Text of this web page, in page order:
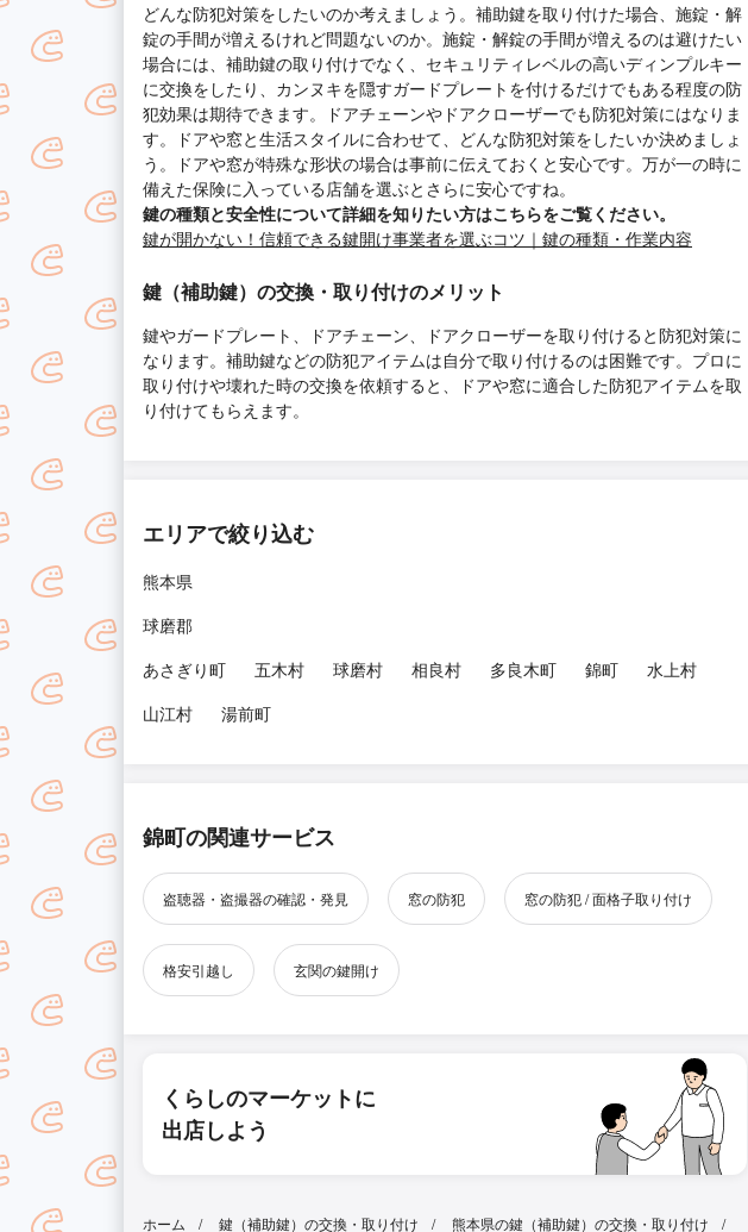
どんな防犯対策をしたいのか考えましょう。補助鍵を取り付けた場合、施錠・解
錠の手間が増えるけれど問題ないのか。施錠・解錠の手間が増えるのは避けたい
場合には、補助鍵の取り付けでなく、セキュリティレベルの高いディンプルキー
に交換をしたり、カンヌキを隠すガードプレートを付けるだけでもある程度の防
犯効果は期待できます。ドアチェーンやドアクローザーでも防犯対策にはなりま
す。ドアや窓と生活スタイルに合わせて、どんな防犯対策をしたいか決めましょ
う。ドアや窓が特殊な形状の場合は事前に伝えておくと安心です。万が一の時に
備えた保険に入っている店舗を選ぶとさらに安心ですね。
鍵の種類と安全性について詳細を知りたい方はこちらをご覧ください。
鍵が開かない！信頼できる鍵開け事業者を選ぶコツ｜鍵の種類・作業内容
鍵（補助鍵）の交換・取り付けのメリット
鍵やガードプレート、ドアチェーン、ドアクローザーを取り付けると防犯対策に
なります。補助鍵などの防犯アイテムは自分で取り付けるのは困難です。プロに
取り付けや壊れた時の交換を依頼すると、ドアや窓に適合した防犯アイテムを取
り付けてもらえます。
エリアで絞り込む
熊本県
球磨郡
あさぎり町
五木村 球磨村 相良村 多良木町 錦町
水上村
山江村
湯前町
錦町の関連サービス
盗聴器・盗撮器の確認・発見 窓の防犯 窓の防犯 / 面格子取り付け
格安引越し 玄関の鍵開け
くらしのマーケットに
出店しよう
ホーム 鍵（補助鍵）の交換・取り付け 熊本県の鍵（補助鍵）の交換・取り付け